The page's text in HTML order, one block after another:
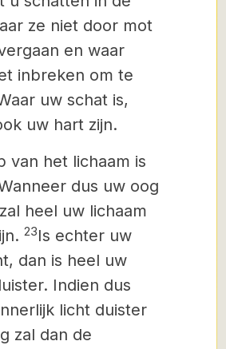
ze niet door mot
en waar
inbreken om te
uw schat is,
uw hart zijn.
van het lichaam is
dus uw oog
heel uw lichaam
23Is echter uw
dan is heel uw
Indien dus
licht duister
zal dan de